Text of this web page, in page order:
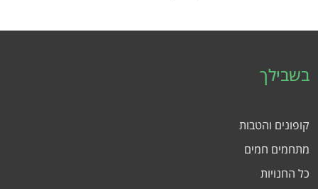
בשבילך
קופונים והטבות
מתחמים חמים
כל החנויות